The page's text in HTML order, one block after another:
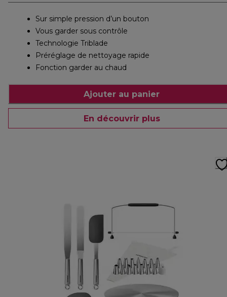
Sur simple pression d’un bouton
Vous garder sous contrôle
Technologie Triblade
Préréglage de nettoyage rapide
Fonction garder au chaud
Ajouter au panier
En découvrir plus